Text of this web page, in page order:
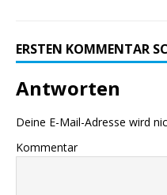
ERSTEN KOMMENTAR
Antworten
Deine E-Mail-Adresse wird
Kommentar